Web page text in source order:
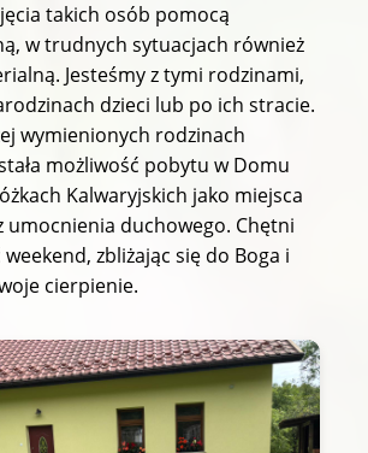
takich osób pomocą
w trudnych sytuacjach również
Jesteśmy z tymi rodzinami,
dzieci lub po ich stracie.
wymienionych rodzinach
możliwość pobytu w Domu
Kalwaryjskich jako miejsca
umocnienia duchowego. Chętni
zbliżając się do Boga i
cierpienie.